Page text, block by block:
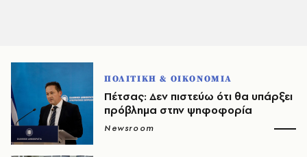
ΠΟΛΙΤΙΚΗ & ΟΙΚΟΝΟΜΙΑ
Πέτσας: Δεν πιστεύω ότι θα υπάρξει
πρόβλημα στην ψηφοφορία
Newsroom